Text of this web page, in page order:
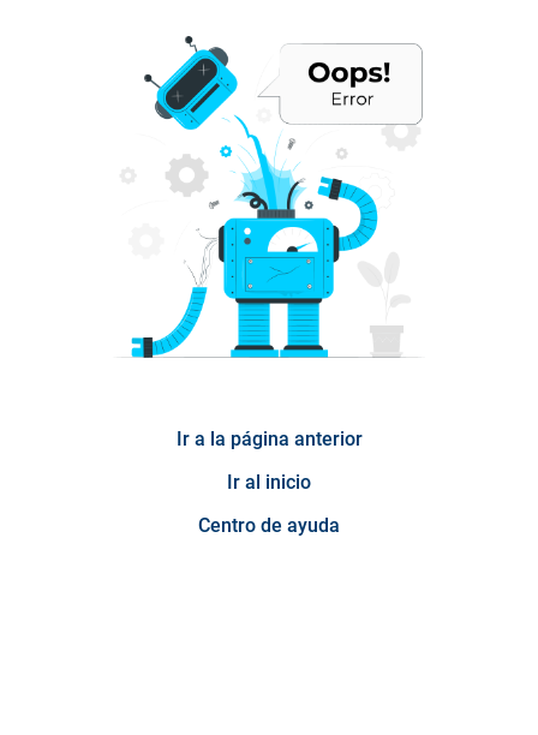
Ir a la página anterior
Ir al inicio
Centro de ayuda